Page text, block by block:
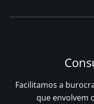
Facilitamos a
que envolvem